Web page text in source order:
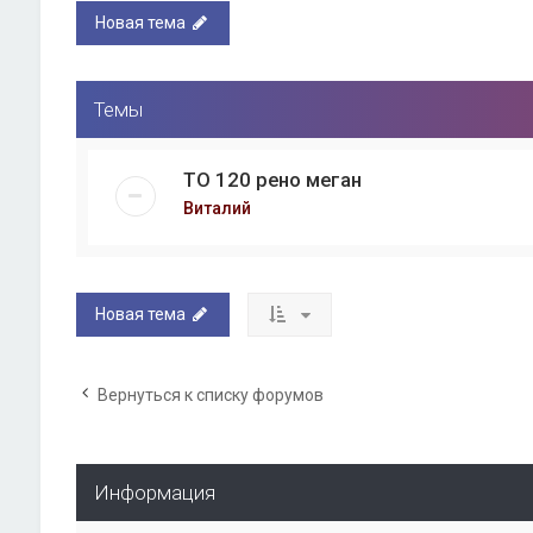
Новая тема
Темы
ТО 120 рено меган
Виталий
Новая тема
Вернуться к списку форумов
Информация